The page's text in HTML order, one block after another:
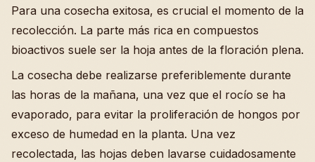
Para una cosecha exitosa, es crucial el momento de la
recolección. La parte más rica en compuestos
bioactivos suele ser la hoja antes de la floración plena.
La cosecha debe realizarse preferiblemente durante
las horas de la mañana, una vez que el rocío se ha
evaporado, para evitar la proliferación de hongos por
exceso de humedad en la planta. Una vez
recolectada, las hojas deben lavarse cuidadosamente